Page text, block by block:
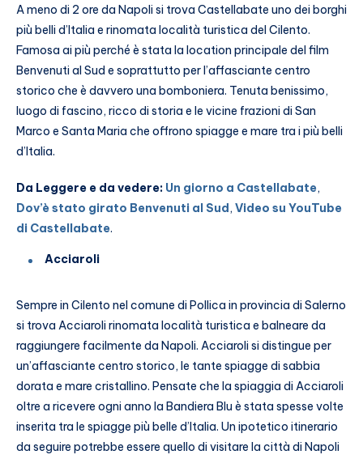
A meno di 2 ore da Napoli si trova Castellabate uno dei borghi
più belli d’Italia e rinomata località turistica del Cilento.
Famosa ai più perché è stata la location principale del film
Benvenuti al Sud e soprattutto per l’affasciante centro
storico che è davvero una bomboniera. Tenuta benissimo,
luogo di fascino, ricco di storia e le vicine frazioni di San
Marco e Santa Maria che offrono spiagge e mare tra i più belli
d’Italia.
Da Leggere e da vedere: Un giorno a Castellabate,
Dov’è stato girato Benvenuti al Sud , Video su YouTube
di Castellabate.
Acciaroli
Sempre in Cilento nel comune di Pollica in provincia di Salerno
si trova Acciaroli rinomata località turistica e balneare da
raggiungere facilmente da Napoli. Acciaroli si distingue per
un’affasciante centro storico, le tante spiagge di sabbia
dorata e mare cristallino. Pensate che la spiaggia di Acciaroli
oltre a ricevere ogni anno la Bandiera Blu è stata spesse volte
inserita tra le spiagge più belle d’Italia. Un ipotetico itinerario
da seguire potrebbe essere quello di visitare la città di Napoli